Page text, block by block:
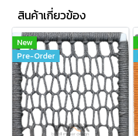
สินค้าเกี่ยวข้อง
New
Pre-Order